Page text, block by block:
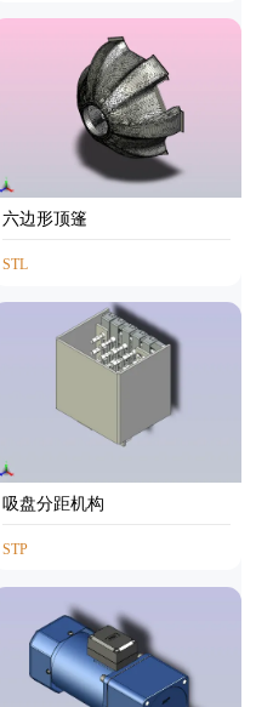
AUTOCAD
六边形顶篷
STL
吸盘分距机构
STP